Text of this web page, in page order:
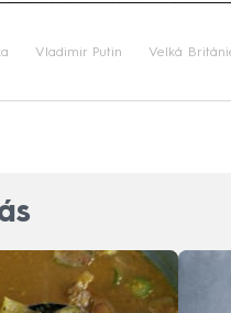
Vladimir Putin Velká